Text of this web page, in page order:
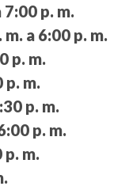
7:00 p. m.
m. a 6:00 p. m.
p. m.
p. m.
p. m.
p. m.
p. m.